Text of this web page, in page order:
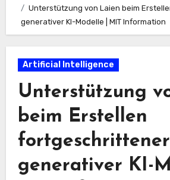
Unterstützung von Laien beim
generativer KI-Modelle | MIT Information
Artificial Intelligence
Unterstützung
beim Erstellen
fortgeschrittener
generativer KI-